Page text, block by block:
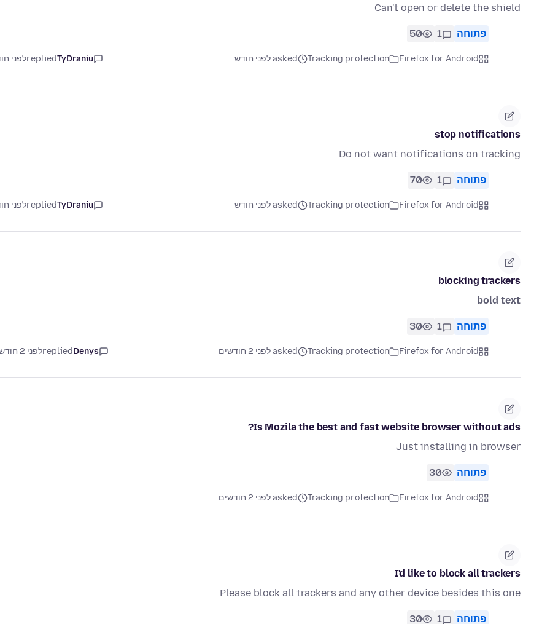
Can't open or delete the shield
פתוחה 1
50
Firefox for Android
Tracking protection asked לפני חודש TyDraniu
repliedלפני
stop notifications
Do not want notifications on tracking
פתוחה 1
70
Firefox for Android
Tracking protection asked לפני חודש TyDraniu
repliedלפני
blocking trackers
bold text
פתוחה 1
30
Firefox for Android
Tracking protection asked לפני 2 חודשים Denys
repliedלפני 2 חודשים
Is Mozila the best and fast website browser without ads?
Just installing in browser
פתוחה 30
Firefox for Android
Tracking protection asked לפני 2 חודשים
I'd like to block all trackers
Please block all trackers and any other device besides this one
פתוחה 1
30